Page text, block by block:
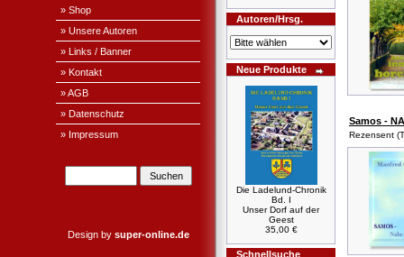
» Shop
» Unsere Autoren
» Links / Banner
» Kontakt
» AGB
» Datenschutz
» Impressum
Design by super-online.de
Autoren/Hrsg.
Neue Produkte
Die Ladelund-Chronik
Bd. I
Unser Dorf auf der
Geest
35,00 €
Schnellsuche
Samos -
Rezensent